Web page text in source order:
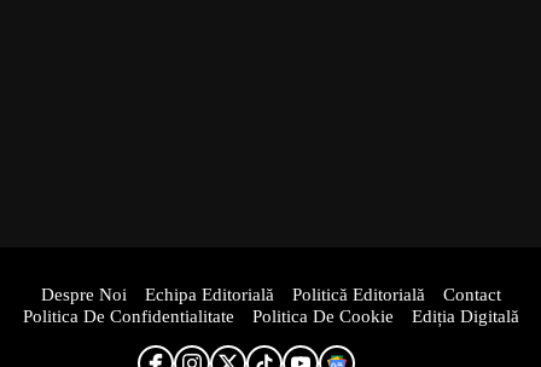
Despre Noi Echipa Editorială Politică Editorială
Contact
Politica De Confidentialitate
Politica De Cookie Ediția Digitală